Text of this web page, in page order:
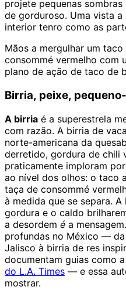
projete pequenas
de gorduroso. Uma vista
interior tenro como as
Mãos a mergulhar um
consommé vermelho com
plano de ação de taco de
Birria, peixe,
A birria é a superestrela
com razão. A birria de
norte-americana da
derretido, gordura de
praticamente imploram
ao nível dos olhos: o taco
taça de consommé
à medida que se separa.
gordura e o caldo
a desordem é a
profundas no México —
Jalisco à birria de res
documentam guias como a
do L.A. Times — e essa
mostrar.